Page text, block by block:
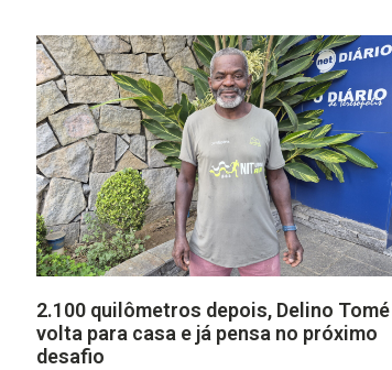
2.100 quilômetros depois, Delino Tomé
volta para casa e já pensa no próximo
desafio